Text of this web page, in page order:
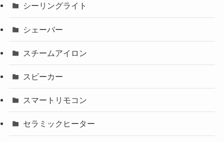
シーリングライト
シェーバー
スチームアイロン
スピーカー
スマートリモコン
セラミックヒーター